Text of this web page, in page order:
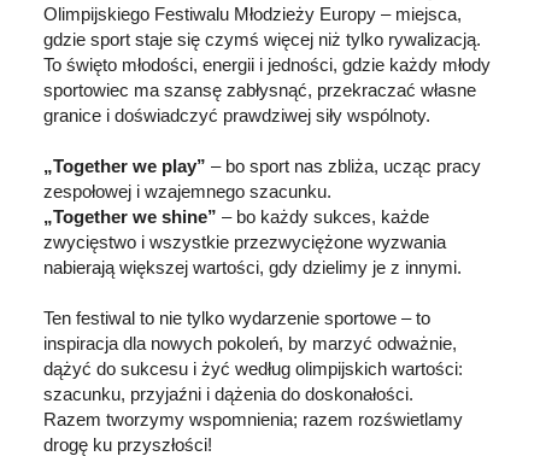
Olimpijskiego Festiwalu Młodzieży Europy – miejsca,
gdzie sport staje się czymś więcej niż tylko rywalizacją.
To święto młodości, energii i jedności, gdzie każdy młody
sportowiec ma szansę zabłysnąć, przekraczać własne
granice i doświadczyć prawdziwej siły wspólnoty.
„Together we play” – bo sport nas zbliża, ucząc pracy
zespołowej i wzajemnego szacunku.
„Together we shine” – bo każdy sukces, każde
zwycięstwo i wszystkie przezwyciężone wyzwania
nabierają większej wartości, gdy dzielimy je z innymi.
Ten festiwal to nie tylko wydarzenie sportowe – to
inspiracja dla nowych pokoleń, by marzyć odważnie,
dążyć do sukcesu i żyć według olimpijskich wartości:
szacunku, przyjaźni i dążenia do doskonałości.
Razem tworzymy wspomnienia; razem rozświetlamy
drogę ku przyszłości!